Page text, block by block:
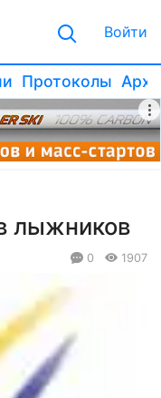
Войти
Протоколы
лыжников
0 1907